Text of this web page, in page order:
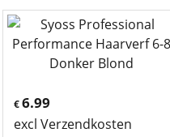
€ 6.99
excl Verzendkosten